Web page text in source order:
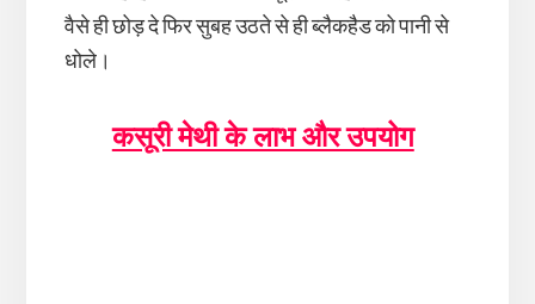
वैसे ही छोड़ दे फिर सुबह उठते से ही ब्लैकहैड को पानी से
धोले।
कसूरी मेथी के लाभ और उपयोग